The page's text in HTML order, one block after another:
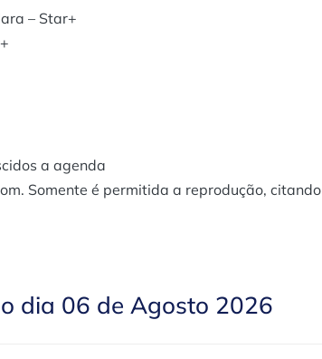
– Star+
a agenda
Somente é permitida a reprodução, citando
dia 06 de Agosto 2026